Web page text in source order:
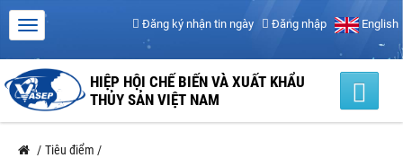
Đăng ký nhận tin ngày Đăng nhập English
HIỆP HỘI CHẾ BIẾN VÀ XUẤT KHẨU
THỦY SẢN VIỆT NAM
/ Tiêu điểm /